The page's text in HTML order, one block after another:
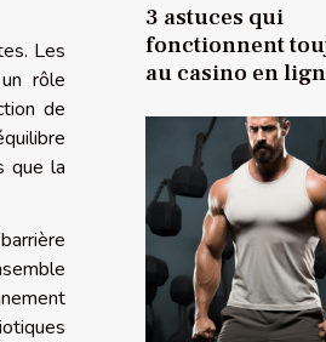
Les
rôle
de
que la
3 astuces qui
fonctionnent
au casino en